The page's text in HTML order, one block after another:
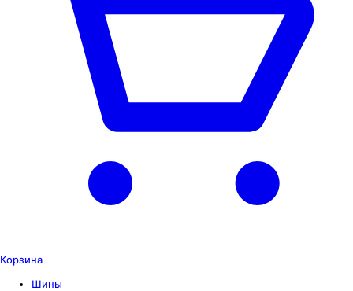
Корзина
Шины